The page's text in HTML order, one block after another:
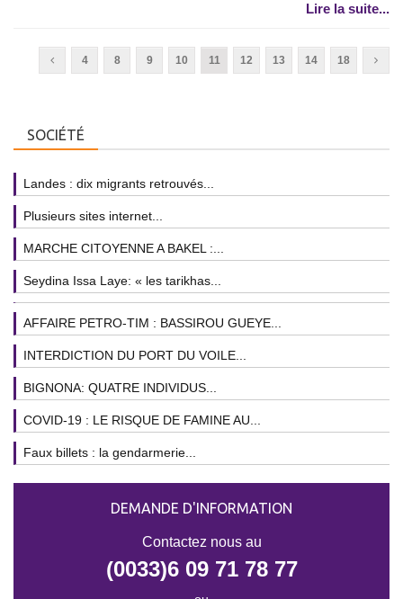
Lire la suite...
4 8 9 10 11 12 13 14 18
SOCIÉTÉ
Landes : dix migrants retrouvés...
Plusieurs sites internet...
MARCHE CITOYENNE A BAKEL :...
Seydina Issa Laye: « les tarikhas...
AFFAIRE PETRO-TIM : BASSIROU GUEYE...
INTERDICTION DU PORT DU VOILE...
BIGNONA: QUATRE INDIVIDUS...
COVID-19 : LE RISQUE DE FAMINE AU...
Faux billets : la gendarmerie...
DEMANDE D'INFORMATION
Contactez nous au
(0033)6 09 71 78 77